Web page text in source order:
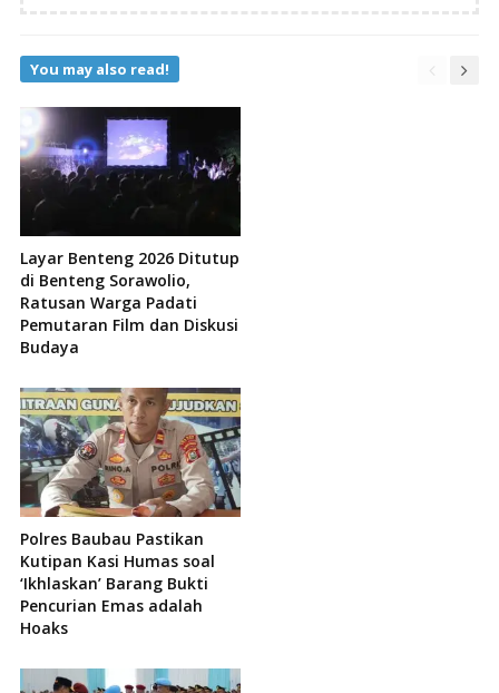
You may also read!
Layar Benteng 2026 Ditutup
di Benteng Sorawolio,
Ratusan Warga Padati
Pemutaran Film dan Diskusi
Budaya
Polres Baubau Pastikan
Kutipan Kasi Humas soal
‘Ikhlaskan’ Barang Bukti
Pencurian Emas adalah
Hoaks